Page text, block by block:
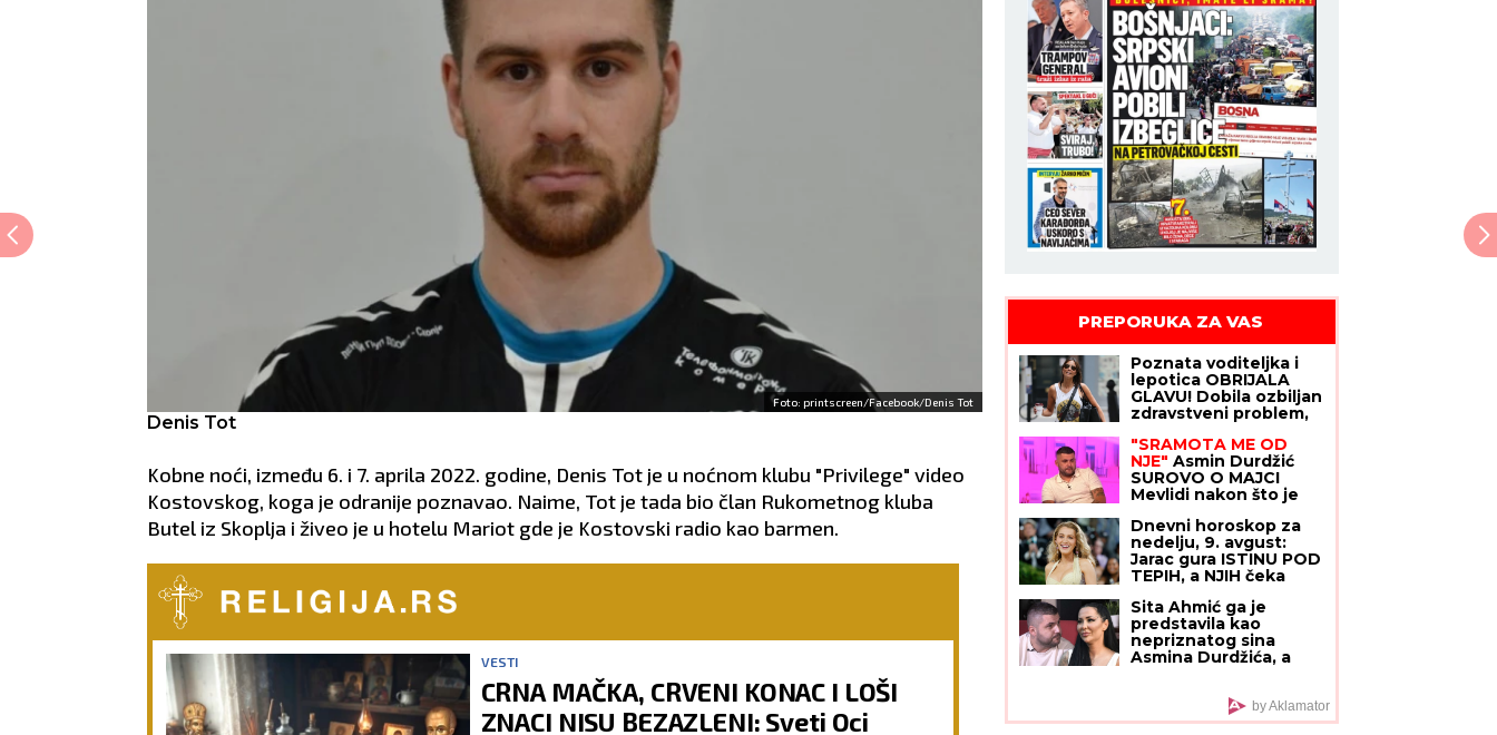
Foto: printscreen/Facebook/Denis Tot
Denis Tot
Kobne noći, između 6. i 7. aprila 2022. godine, Denis Tot je u noćnom klubu "Privilege" video
Kostovskog, koga je odranije poznavao. Naime, Tot je tada bio član Rukometnog kluba
Butel iz Skoplja i živeo je u hotelu Mariot gde je Kostovski radio kao barmen.
VESTI
CRNA MAČKA, CRVENI KONAC I LOŠI
ZNACI NISU BEZAZLENI: Sveti Oci
PREPORUKA ZA VAS
Poznata voditeljka i
lepotica OBRIJALA
GLAVU! Dobila ozbiljan
zdravstveni problem,
ćelava: "Ja sam živi
dokaz da možemo da
prevaziđemo svaku
traumu"
"SRAMOTA ME OD
NJE" Asmin Durdžić
SUROVO O MAJCI
Mevlidi nakon što je
Marinković: "Mora da
bude svesna da je
domaćica!"
Dnevni horoskop za
nedelju, 9. avgust:
Jarac gura ISTINU POD
TEPIH, a NJIH čeka
stiže jednom u životu
Sita Ahmić ga je
predstavila kao
nepriznatog sina
Asmina Durdžića, a
zapravo je reč o
poznatoj osobi!
by Aklamator